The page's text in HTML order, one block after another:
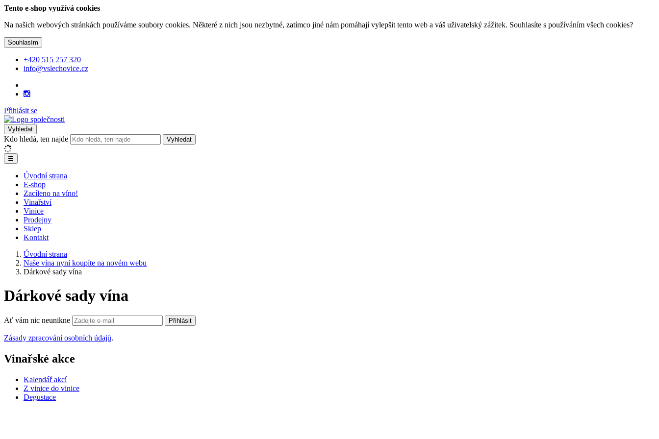
Tento e-shop využívá cookies
Na našich webových stránkách používáme soubory cookies. Některé z nich jsou nezbytné, zatímco jiné nám pomáhají vylepšit tento web a váš uživatelský zážitek. Souhlasíte s používáním všech cookies?
Souhlasím
+420 515 257 320
info@vslechovice.cz
Přihlásit se
Vyhledat
Kdo hledá, ten najde Vyhledat
☰
Úvodní strana
E-shop
Zacíleno na víno!
Vinařství
Vinice
Prodejny
Sklep
Kontakt
Úvodní strana
Naše vína nyní koupíte na novém webu
Dárkové sady vína
Dárkové sady vína
Ať vám nic neunikne Přihlásit
Zásady zpracování osobních údajů.
Vinařské akce
Kalendář akcí
Z vinice do vinice
Degustace